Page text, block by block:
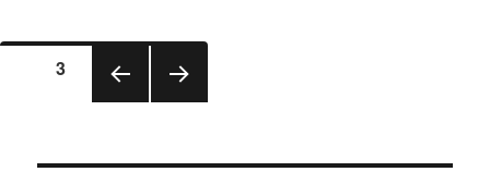
ページ3